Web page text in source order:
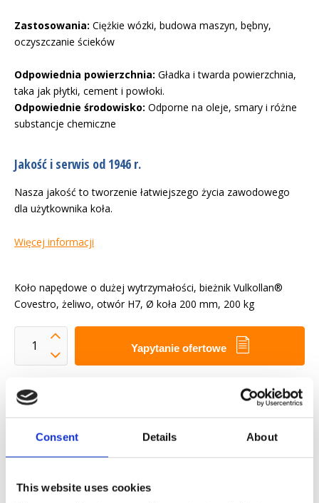
Consent Details About
This website uses cookies
Zastosowania: Ciężkie wózki, budowa maszyn, bębny,
oczyszczanie ścieków
Odpowiednia powierzchnia: Gładka i twarda powierzchnia,
taka jak płytki, cement i powłoki.
Odpowiednie środowisko: Odporne na oleje, smary i różne
substancje chemiczne
Jakość i serwis od 1946 r.
Nasza jakość to tworzenie łatwiejszego życia zawodowego
dla użytkownika koła.
Więcej informacji
Koło napędowe o dużej wytrzymałości, bieżnik Vulkollan®
Covestro, żeliwo, otwór H7, Ø koła 200 mm, 200 kg
Yapytanie ofertowe
Chcemy ułatwić ci życie zawodowe
Szybka dostawa
Modele 3D CAD
Żądanie części OE